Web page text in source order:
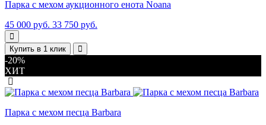
Парка с мехом аукционного енота Noana
45 000 руб. 33 750 руб.
Купить в 1 клик
-20%
ХИТ
Парка с мехом песца Barbara